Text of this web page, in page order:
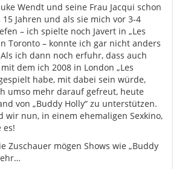
Wendt und seine Frau Jacqui schon
Jahren und als sie mich vor 3-4
– ich spielte noch Javert in „Les
Toronto – konnte ich gar nicht anders
ich dann noch erfuhr, dass auch
dem ich 2008 in London „Les
habe, mit dabei sein würde,
umso mehr darauf gefreut, heute
von „Buddy Holly“ zu unterstützen.
wir nun, in einem ehemaligen Sexkino,
es!
Zuschauer mögen Shows wie „Buddy